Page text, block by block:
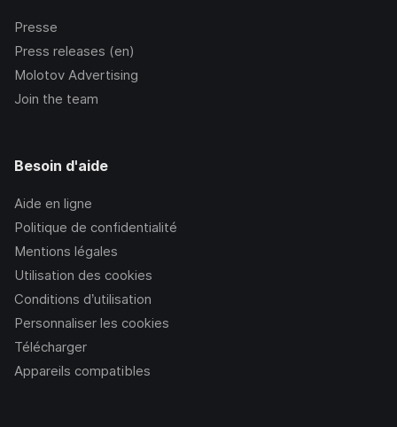
Presse
Press releases (en)
Molotov Advertising
Join the team
Besoin d'aide
Aide en ligne
Politique de confidentialité
Mentions légales
Utilisation des cookies
Conditions d’utilisation
Personnaliser les cookies
Télécharger
Appareils compatibles